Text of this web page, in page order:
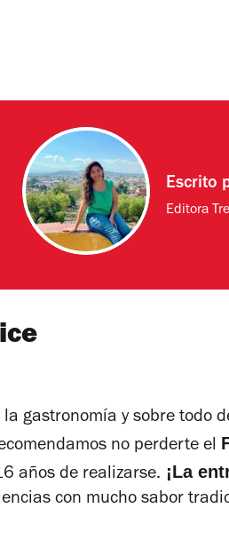
Escrito
Editora
gastronomía y sobre todo
no perderte el
años de realizarse. ¡La
con mucho sabor